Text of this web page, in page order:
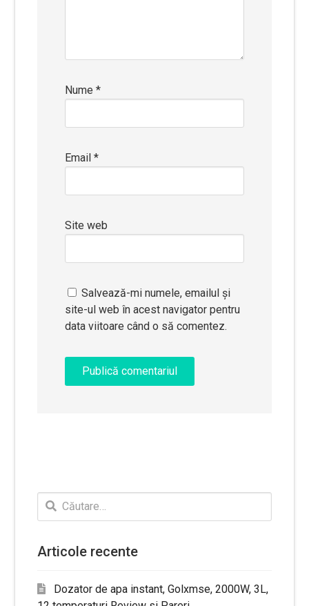
Nume*
Email*
Site web
Salvează-mi numele, emailul și
site-ul web în acest navigator pentru
data viitoare când o să comentez.
Caută
după:
Articole recente
Dozator de apa instant, Golxmse, 2000W, 3L,